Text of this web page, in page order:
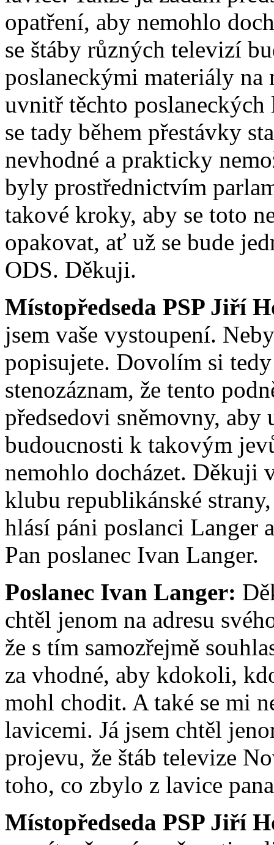
opatření, aby nemohlo
se štáby různých televizí
poslaneckými materiály na
uvnitř těchto poslaneckých
se tady během přestávky
nevhodné a prakticky
byly prostřednictvím
takové kroky, aby se toto
opakovat, ať už se bude
ODS. Děkuji.
Místopředseda PSP Jiří
jsem vaše vystoupení.
popisujete. Dovolím si
stenozáznam, že tento
předsedovi sněmovny,
budoucnosti k takovým
nemohlo docházet. Děkuji
klubu republikánské
hlásí páni poslanci Langer
Pan poslanec Ivan Langer.
Poslanec Ivan Langer:
chtěl jenom na adresu
že s tím samozřejmě
za vhodné, aby kdokoli,
mohl chodit. A také se mi
lavicemi. Já jsem chtěl
projevu, že štáb televize
toho, co zbylo z lavice
Místopředseda PSP Jiří